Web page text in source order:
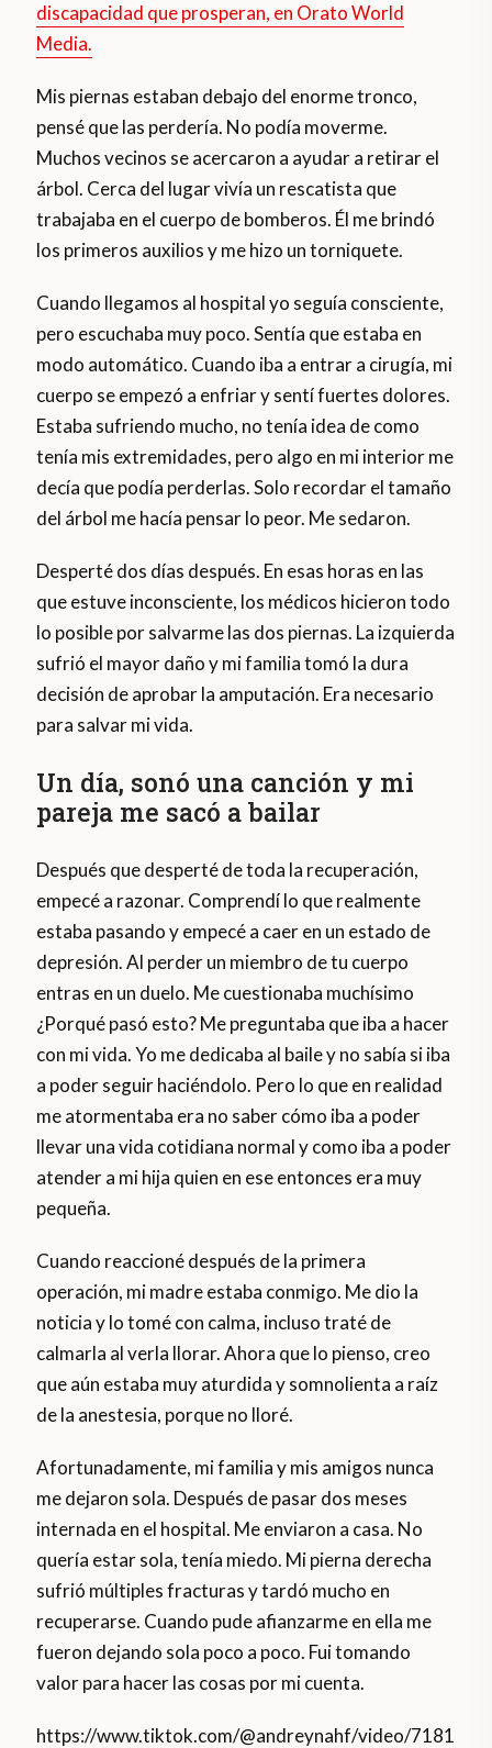
discapacidad que prosperan, en Orato World
Media.
Mis piernas estaban debajo del enorme tronco,
pensé que las perdería. No podía moverme.
Muchos vecinos se acercaron a ayudar a retirar el
árbol. Cerca del lugar vivía un rescatista que
trabajaba en el cuerpo de bomberos. Él me brindó
los primeros auxilios y me hizo un torniquete.
Cuando llegamos al hospital yo seguía consciente,
pero escuchaba muy poco. Sentía que estaba en
modo automático. Cuando iba a entrar a cirugía, mi
cuerpo se empezó a enfriar y sentí fuertes dolores.
Estaba sufriendo mucho, no tenía idea de como
tenía mis extremidades, pero algo en mi interior me
decía que podía perderlas. Solo recordar el tamaño
del árbol me hacía pensar lo peor. Me sedaron.
Desperté dos días después. En esas horas en las
que estuve inconsciente, los médicos hicieron todo
lo posible por salvarme las dos piernas. La izquierda
sufrió el mayor daño y mi familia tomó la dura
decisión de aprobar la amputación. Era necesario
para salvar mi vida.
Un día, sonó una canción y mi
pareja me sacó a bailar
Después que desperté de toda la recuperación,
empecé a razonar. Comprendí lo que realmente
estaba pasando y empecé a caer en un estado de
depresión. Al perder un miembro de tu cuerpo
entras en un duelo. Me cuestionaba muchísimo
¿Porqué pasó esto? Me preguntaba que iba a hacer
con mi vida. Yo me dedicaba al baile y no sabía si iba
a poder seguir haciéndolo. Pero lo que en realidad
me atormentaba era no saber cómo iba a poder
llevar una vida cotidiana normal y como iba a poder
atender a mi hija quien en ese entonces era muy
pequeña.
Cuando reaccioné después de la primera
operación, mi madre estaba conmigo. Me dio la
noticia y lo tomé con calma, incluso traté de
calmarla al verla llorar. Ahora que lo pienso, creo
que aún estaba muy aturdida y somnolienta a raíz
de la anestesia, porque no lloré.
Afortunadamente, mi familia y mis amigos nunca
me dejaron sola. Después de pasar dos meses
internada en el hospital. Me enviaron a casa. No
quería estar sola, tenía miedo. Mi pierna derecha
sufrió múltiples fracturas y tardó mucho en
recuperarse. Cuando pude afianzarme en ella me
fueron dejando sola poco a poco. Fui tomando
valor para hacer las cosas por mi cuenta.
https://www.tiktok.com/@andreynahf/video/7181